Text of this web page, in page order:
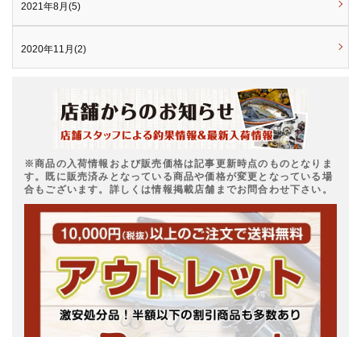
2021年8月(5)
2020年11月(2)
※商品の入荷情報および販売価格は記事更新時点のものとなりま
す。既に販売済みとなっている商品や価格が変更となっている場
合もございます。詳しくは情報掲載店舗までお問合わせ下さい。